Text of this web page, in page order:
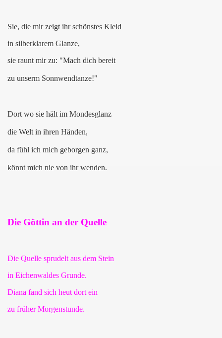
Sie, die mir zeigt ihr schönstes Kleid
in silberklarem Glanze,
sie raunt mir zu: "Mach dich bereit
zu unserm Sonnwendtanze!"
Dort wo sie hält im Mondesglanz
die Welt in ihren Händen,
da fühl ich mich geborgen ganz,
könnt mich nie von ihr wenden.
Die Göttin an der Quelle
Die Quelle sprudelt aus dem Stein
in Eichenwaldes Grunde.
Diana fand sich heut dort ein
zu früher Morgenstunde.